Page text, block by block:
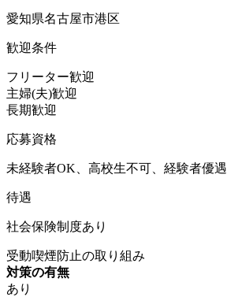
愛知県名古屋市港区
歓迎条件
フリーター歓迎
主婦(夫)歓迎
長期歓迎
応募資格
未経験者OK、高校生不可、経験者優遇
待遇
社会保険制度あり
受動喫煙防止の取り組み
対策の有無
あり